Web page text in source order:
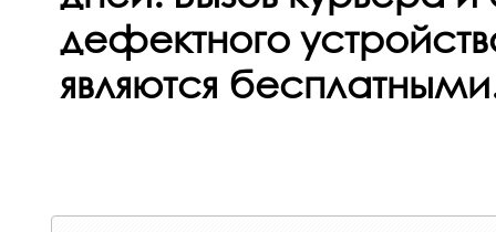
дефектного
являются